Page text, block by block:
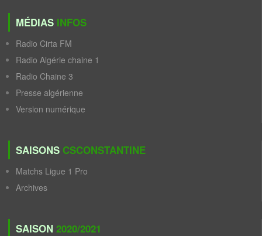
MÉDIAS INFOS
Radio Cirta FM
Radio Algérie chaine 1
Radio Chaine 3
Presse algérienne
Version numérique
SAISONS CSCONSTANTINE
Matchs Ligue 1 Pro
Archives
SAISON 2020/2021